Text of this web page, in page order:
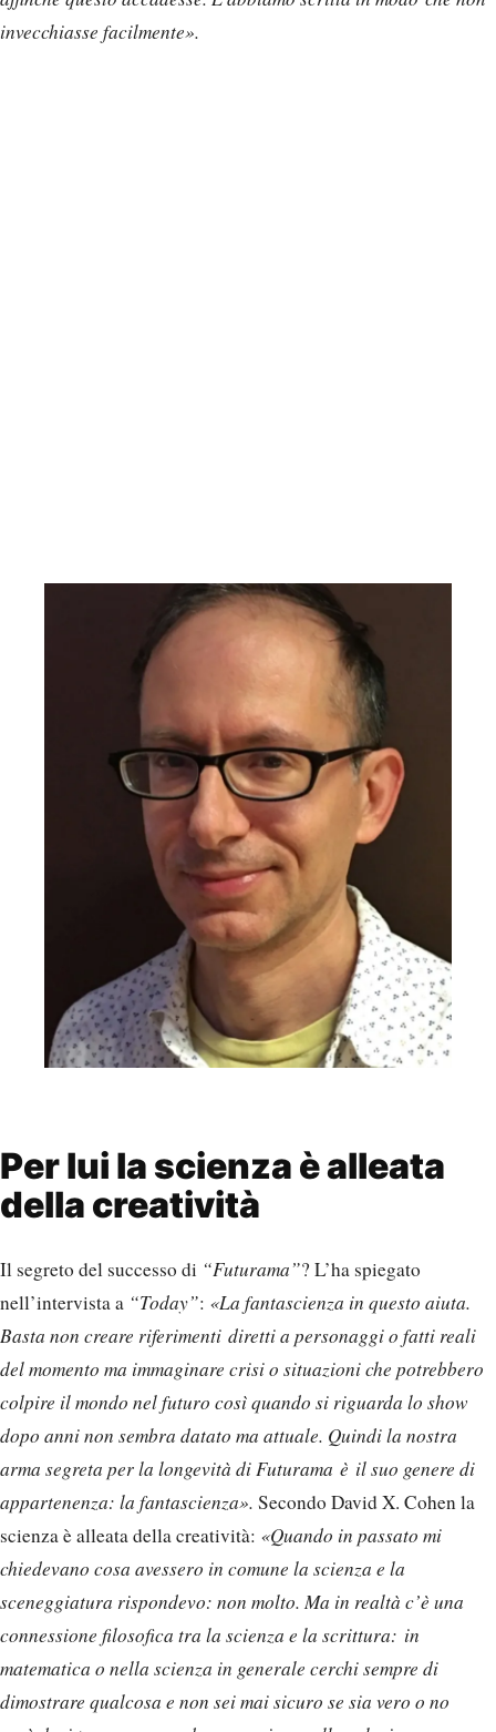
invecchiasse facilmente».
Per lui la scienza è alleata
della creatività
Il segreto del successo di “Futurama”? L’ha spiegato
nell’intervista a “Today”: «La fantascienza in questo aiuta.
Basta non creare riferimenti diretti a personaggi o fatti reali
del momento ma immaginare crisi o situazioni che potrebbero
colpire il mondo nel futuro così quando si riguarda lo show
dopo anni non sembra datato ma attuale. Quindi la nostra
arma segreta per la longevità di Futurama è il suo genere di
appartenenza: la fantascienza». Secondo David X. Cohen la
scienza è alleata della creatività: «Quando in passato mi
chiedevano cosa avessero in comune la scienza e la
sceneggiatura rispondevo: non molto. Ma in realtà c’è una
connessione filosofica tra la scienza e la scrittura: in
matematica o nella scienza in generale cerchi sempre di
dimostrare qualcosa e non sei mai sicuro se sia vero o no